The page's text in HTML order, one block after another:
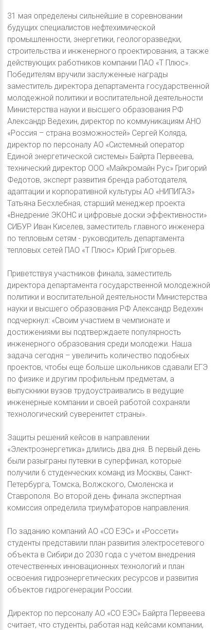
31 мая определены сильнейшие в соревновании
будущих специалистов нефтехимической
промышленности, энергетики, геологоразведки,
строительства и инженерного проектирования, а также
действующих работников компании ПАО «Т Плюс».
Победителям вручили заслуженные награды
заместитель директора департамента государственной
молодежной политики и воспитательной деятельности
Министерства науки и высшего образования РФ
Александр Ведехин, директор по коммуникациям АНО
«Россия – страна возможностей» Сергей Коляда,
директор по персоналу АО «Системный оператор
Единой энергетической системы» Байрта Первеева,
технический директор ООО «Майкромайн Рус» Григорий
Федотов, эксперт развития бренда работодателя,
адаптации и корпоративной культуры АО «НИПИГАЗ»
Татьяна Бесхлебная, старший менеджер проекта
«Внедрение ЭКОНС и цифровые доски эффективности»
СИБУР Иван Киселев, заместитель главного инженера
по тепловым сетям - руководитель департамента
тепловых сетей ПАО «Т Плюс» Юрий Григорьев.
Приветствуя участников финала, заместитель
директора департамента государственной молодежной
политики и воспитательной деятельности Министерства
науки и высшего образования РФ Александр Ведехин
подчеркнул: «Своим участием в чемпионате и
достижениями вы подтверждаете популярность
инженерного образования среди молодежи. Наша
задача сегодня – увеличить количество подобных
проектов, чтобы еще больше школьников сдавали ЕГЭ
по физике и другим профильным предметам, а
выпускники вузов трудоустраивались в ведущие
инженерные компании и своей работой сохраняли
технологический суверенитет страны».
Защиты решений кейсов в направлении
«Электроэнергетика» длились два дня. В первый день
были разыграны путевки в суперфинал, которые
получили 6 студенческих команд из Москвы, Санкт-
Петербурга, Томска, Волжского, Смоленска и
Ставрополя. Во второй день финала экспертная
комиссия определила триумфаторов направления.
По заданию компаний АО «СО ЕЭС» и «Россети»
студенты представили план развития электросетевого
объекта в Сибири до 2030 года с учетом внедрения
отечественных инновационных технологий и план
освоения гидроэнергетических ресурсов и развития
объектов гидрогенерации России.
Директор по персоналу АО «СО ЕЭС» Байрта Первеева
считает, что студенты, работая над кейсами компании,